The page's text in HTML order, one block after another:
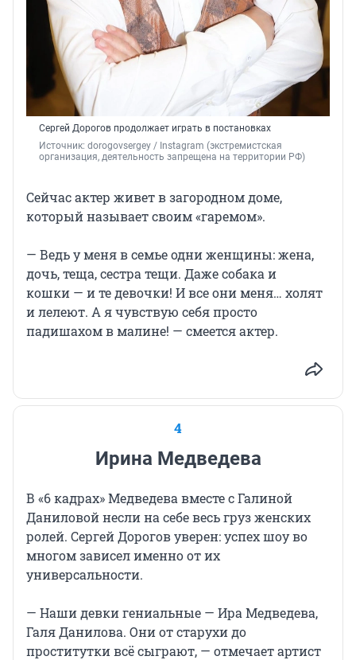
Сергей Дорогов продолжает играть в постановках
Источник: dorogovsergey / Instagram (экстремистская
организация, деятельность запрещена на территории РФ)
Сейчас актер живет в загородном доме,
который называет своим «гаремом».
— Ведь у меня в семье одни женщины: жена,
дочь, теща, сестра тещи. Даже собака и
кошки — и те девочки! И все они меня… холят
и лелеют. А я чувствую себя просто
падишахом в малине! — смеется актер.
4
Ирина Медведева
В «6 кадрах» Медведева вместе с Галиной
Даниловой несли на себе весь груз женских
ролей. Сергей Дорогов уверен: успех шоу во
многом зависел именно от их
универсальности.
— Наши девки гениальные — Ира Медведева,
Галя Данилова. Они от старухи до
проститутки всё сыграют, — отмечает артист